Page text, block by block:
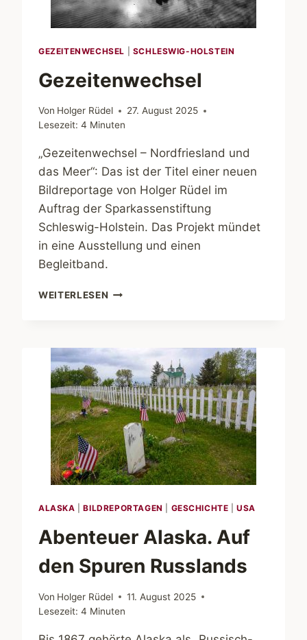
GEZEITENWECHSEL SCHLESWIG-HOLSTEIN
Gezeitenwechsel
Von Holger Rüdel
27. August 2025
Lesezeit: 4 Minuten
„Gezeitenwechsel – Nordfriesland und
das Meer“: Das ist der Titel einer neuen
Bildreportage von Holger Rüdel im
Auftrag der Sparkassenstiftung
Schleswig-Holstein. Das Projekt mündet
in eine Ausstellung und einen
Begleitband.
WEITERLESEN GEZEITENWECHSEL
ALASKA |BILDREPORTAGEN GESCHICHTE |USA
Abenteuer Alaska. Auf
den Spuren Russlands
Von Holger Rüdel
11. August 2025
Lesezeit: 4 Minuten